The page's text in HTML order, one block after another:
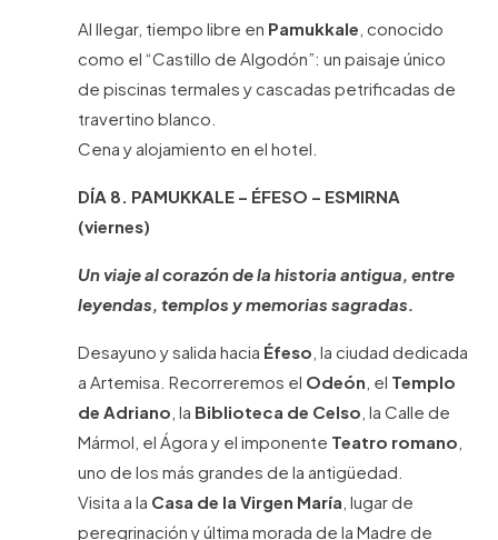
Al llegar, tiempo libre en Pamukkale , conocido
como el “Castillo de Algodón”: un paisaje único
de piscinas termales y cascadas petrificadas de
travertino blanco.
Cena y alojamiento en el hotel.
DÍA 8. PAMUKKALE – ÉFESO – ESMIRNA
(viernes)
Un viaje al corazón de la historia antigua, entre
leyendas, templos y memorias sagradas.
Desayuno y salida hacia Éfeso , la ciudad dedicada
a Artemisa. Recorreremos el Odeón , el Templo
de Adriano , la Biblioteca de Celso , la Calle de
Mármol, el Ágora y el imponente Teatro romano
uno de los más grandes de la antigüedad.
Visita a la Casa de la Virgen María , lugar de
peregrinación y última morada de la Madre de